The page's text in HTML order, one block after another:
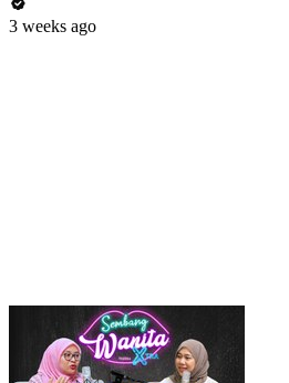
3 weeks ago